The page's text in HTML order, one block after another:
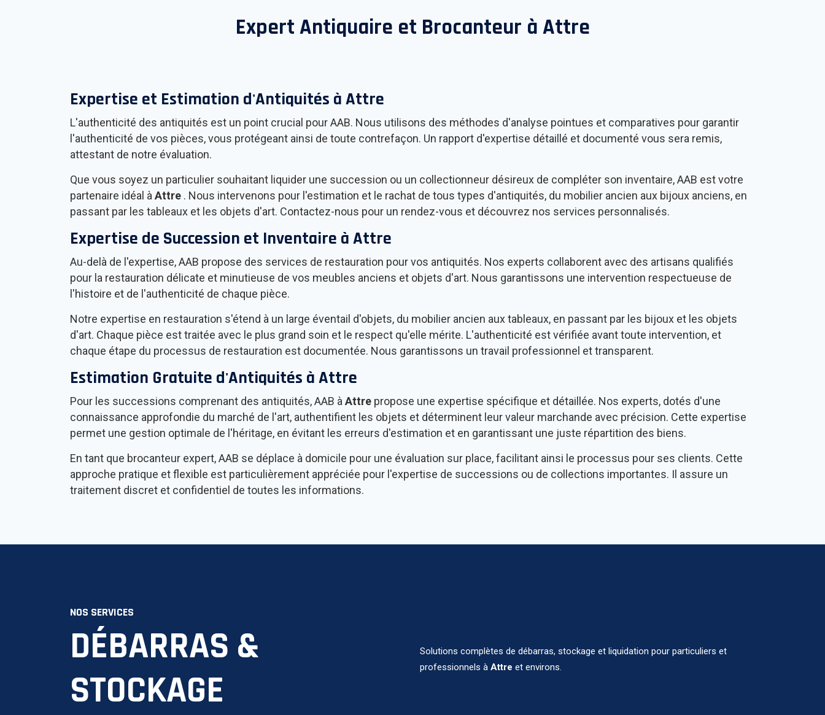
Expert Antiquaire et Brocanteur à Attre
Expertise et Estimation d'Antiquités àAttre
L'authenticité des antiquités est un point crucial pour AAB. Nous utilisons des méthodes d'analyse pointues et comparatives pour garantir
l'authenticité de vos pièces, vous protégeant ainsi de toute contrefaçon. Un rapport d'expertise détaillé et documenté vous sera remis,
attestant de notre évaluation.
Que vous soyez un particulier souhaitant liquider une succession ou un collectionneur désireux de compléter son inventaire, AAB est votre
partenaire idéal à Attre . Nous intervenons pour l'estimation et le rachat de tous types d'antiquités, du mobilier ancien aux bijoux anciens, en
passant par les tableaux et les objets d'art. Contactez-nous pour un rendez-vous et découvrez nos services personnalisés.
Expertise de Succession et Inventaire àAttre
Au-delà de l'expertise, AAB propose des services de restauration pour vos antiquités. Nos experts collaborent avec des artisans qualifiés
pour la restauration délicate et minutieuse de vos meubles anciens et objets d'art. Nous garantissons une intervention respectueuse de
l'histoire et de l'authenticité de chaque pièce.
Notre expertise en restauration s'étend à un large éventail d'objets, du mobilier ancien aux tableaux, en passant par les bijoux et les objets
d'art. Chaque pièce est traitée avec le plus grand soin et le respect qu'elle mérite. L'authenticité est vérifiée avant toute intervention, et
chaque étape du processus de restauration est documentée. Nous garantissons un travail professionnel et transparent.
Estimation Gratuite d'Antiquités àAttre
Pour les successions comprenant des antiquités, AAB à Attre propose une expertise spécifique et détaillée. Nos experts, dotés d'une
connaissance approfondie du marché de l'art, authentifient les objets et déterminent leur valeur marchande avec précision. Cette expertise
permet une gestion optimale de l'héritage, en évitant les erreurs d'estimation et en garantissant une juste répartition des biens.
En tant que brocanteur expert, AAB se déplace à domicile pour une évaluation sur place, facilitant ainsi le processus pour ses clients. Cette
approche pratique et flexible est particulièrement appréciée pour l'expertise de successions ou de collections importantes. Il assure un
traitement discret et confidentiel de toutes les informations.
NOS SERVICES
DÉBARRAS &
STOCKAGE
Solutions complètes de débarras, stockage et liquidation pour particuliers et
professionnels à Attre et environs.